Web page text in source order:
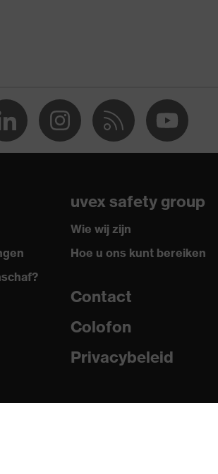
uvex safety group
Wie wij zijn
Hoe u ons kunt bereiken
Contact
Colofon
Privacybeleid